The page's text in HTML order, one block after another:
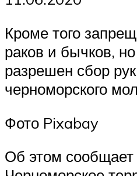
Кроме того
раков и бычков,
разрешен сбор
черноморского
Фото Pixabay
Об этом сообщает